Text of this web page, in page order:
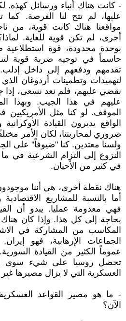
- كانت هناك أنباء ورسائل كهذه.
عليها، لم تتح لنا الفرصة. كما
مواقعنا هناك كانت قوية، من
أخرى، لم تكن قوية للغاية. لماذا؟
بوحدة محدودة، قوة استطلاعية
حاسماً في توجيه ضربة قوية
تقدمهم ودفعهم إلى داخل
لتهميدات وتطمينات أردوغان
نقضي عليهم، فلم نعد نسعى، إذا
عليهم في هذا الجيب. وبهذا
الموقف. لو كنا مثل الأمريكيين
الواقع يديرون القيادة
ضروري لمحاربتنا، لكان الأمر
ولسنا معتدين. كنا "ضيوفاً" على
النزوع إلى التزام الشرعية في
في كثير من الأحيان.
هناك نقطة أخرى، هي أننا
أما بالنسبة للمشاريع الاقتصادية
فهي معدومة عمليا. يبدو أن
بحاجة إلى كل هذا. وإذا كان
المكاسب من المشاركة في
الجماعات الإرهابية، فهو
عموماً الكثير من القيادة
تحصل روسيا على شيء سوى
العسكرية التي لا يزال مصيرها
- ما هو مصير القواعد
الآن؟